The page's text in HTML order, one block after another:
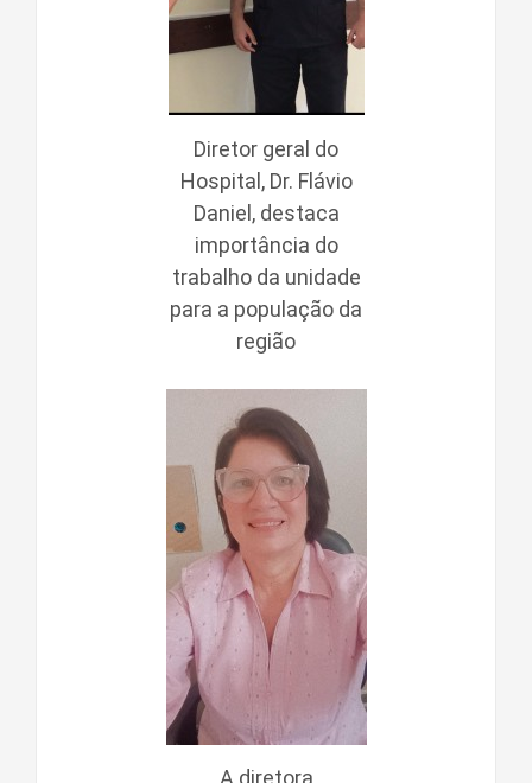
Diretor geral do
Hospital, Dr. Flávio
Daniel, destaca
importância do
trabalho da unidade
para a população da
região
A diretora